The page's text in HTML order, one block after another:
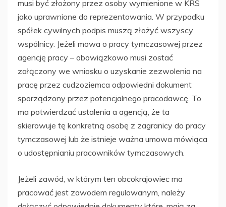
musi być złożony przez osoby wymienione w KRS
jako uprawnione do reprezentowania. W przypadku
spółek cywilnych podpis muszą złożyć wszyscy
wspólnicy. Jeżeli mowa o pracy tymczasowej przez
agencję pracy – obowiązkowo musi zostać
załączony we wniosku o uzyskanie zezwolenia na
pracę przez cudzoziemca odpowiedni dokument
sporządzony przez potencjalnego pracodawcę. To
ma potwierdzać ustalenia a agencją, że ta
skierowuje tę konkretną osobę z zagranicy do pracy
tymczasowej lub że istnieje ważna umowa mówiąca
o udostępnianiu pracowników tymczasowych.
Jeżeli zawód, w którym ten obcokrajowiec ma
pracować jest zawodem regulowanym, należy